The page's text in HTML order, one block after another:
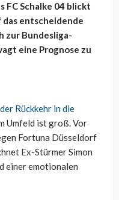
FC Schalke 04 blickt
entscheidende
zur Bundesliga-
eine Prognose zu
Rückkehr in die
Umfeld ist groß. Vor
Fortuna Düsseldorf
Ex-Stürmer Simon
einer emotionalen